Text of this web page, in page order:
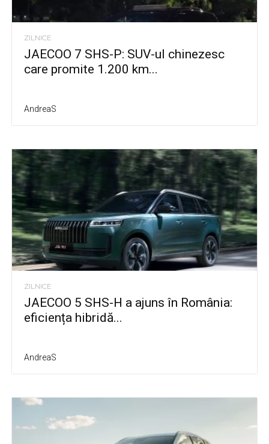
ZILNICE
JAECOO 7 SHS-P: SUV-ul chinezesc
care promite 1.200 km...
AndreaS
ZILNICE
JAECOO 5 SHS-H a ajuns în România:
eficiența hibridă...
AndreaS